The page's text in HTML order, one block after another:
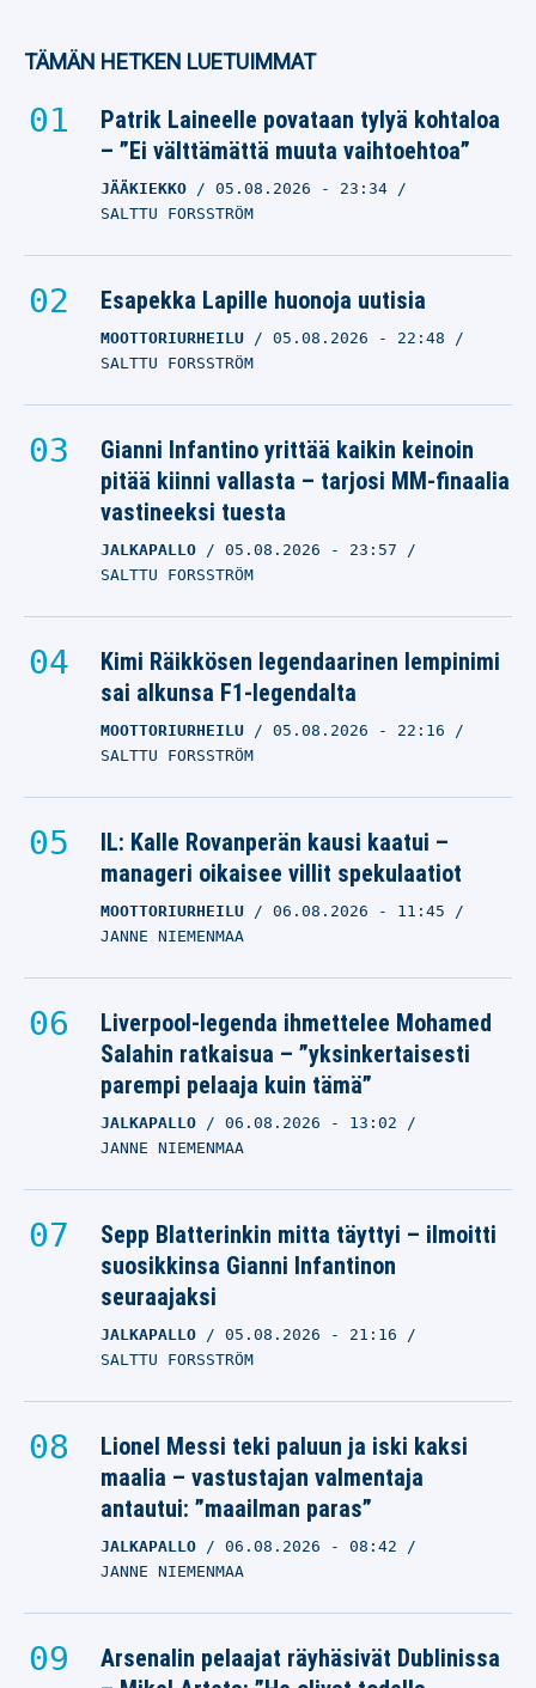
TÄMÄN HETKEN LUETUIMMAT
Patrik Laineelle povataan tylyä kohtaloa
– ”Ei välttämättä muuta vaihtoehtoa”
JÄÄKIEKKO 05.08.2026 - 23:34
SALTTU FORSSTRÖM
Esapekka Lapille huonoja uutisia
MOOTTORIURHEILU 05.08.2026 - 22:48
SALTTU FORSSTRÖM
Gianni Infantino yrittää kaikin keinoin
pitää kiinni vallasta – tarjosi MM-finaalia
vastineeksi tuesta
JALKAPALLO 05.08.2026 - 23:57
SALTTU FORSSTRÖM
Kimi Räikkösen legendaarinen lempinimi
sai alkunsa F1-legendalta
MOOTTORIURHEILU 05.08.2026 - 22:16
SALTTU FORSSTRÖM
IL: Kalle Rovanperän kausi kaatui –
manageri oikaisee villit spekulaatiot
MOOTTORIURHEILU 06.08.2026 - 11:45
JANNE NIEMENMAA
Liverpool-legenda ihmettelee Mohamed
Salahin ratkaisua – ”yksinkertaisesti
parempi pelaaja kuin tämä”
JALKAPALLO 06.08.2026 - 13:02
JANNE NIEMENMAA
Sepp Blatterinkin mitta täyttyi – ilmoitti
suosikkinsa Gianni Infantinon
seuraajaksi
JALKAPALLO 05.08.2026 - 21:16
SALTTU FORSSTRÖM
Lionel Messi teki paluun ja iski kaksi
maalia – vastustajan valmentaja
antautui: ”maailman paras”
JALKAPALLO 06.08.2026 - 08:42
JANNE NIEMENMAA
Arsenalin pelaajat räyhäsivät Dublinissa